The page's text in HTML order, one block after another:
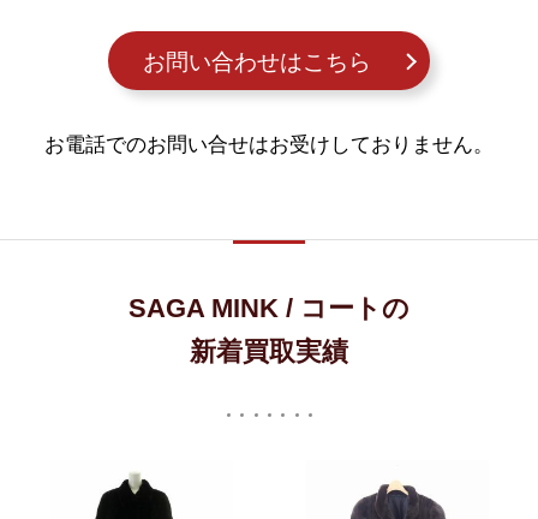
お問い合わせはこちら
お電話でのお問い合せはお受けしておりません。
SAGA MINK / コートの
新着買取実績